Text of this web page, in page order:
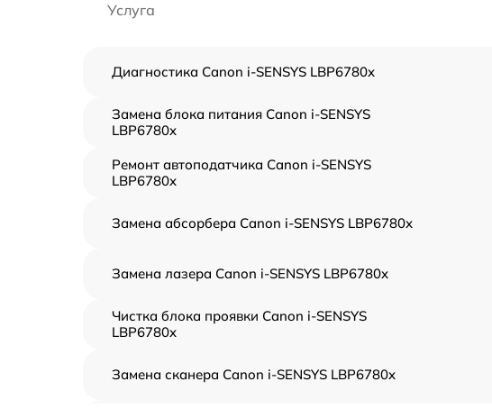
Услуга
Диагностика Canon i-SENSYS LBP6780x
Замена блока питания Canon i-SENSYS
LBP6780x
Ремонт автоподатчика Canon i-SENSYS
LBP6780x
Замена абсорбера Canon i-SENSYS LBP6780x
Замена лазера Canon i-SENSYS LBP6780x
Чистка блока проявки Canon i-SENSYS
LBP6780x
Замена сканера Canon i-SENSYS LBP6780x